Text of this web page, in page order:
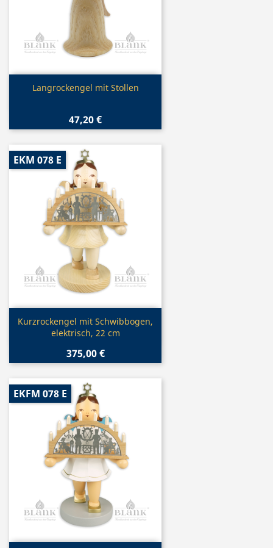
Vorschau
Langrockengel mit Stollen
47,20 €
Vorschau
Kurzrockengel mit Schwibbogen,
elektrisch, 22 cm
375,00 €
EKM 078 E
EKFM 078 E